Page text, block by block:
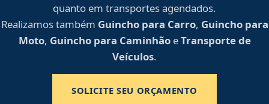
quanto em transportes agendados.
Realizamos também Guincho para Carro, Guincho para
Moto, Guincho para CaminhãoeTransporte de
Veículos.
SOLICITE SEU ORÇAMENTO